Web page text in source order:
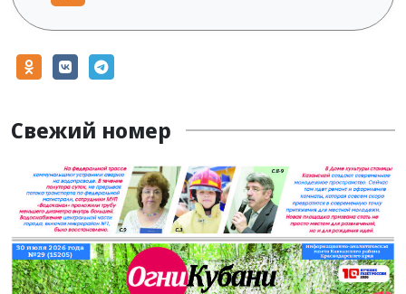
Свежий номер